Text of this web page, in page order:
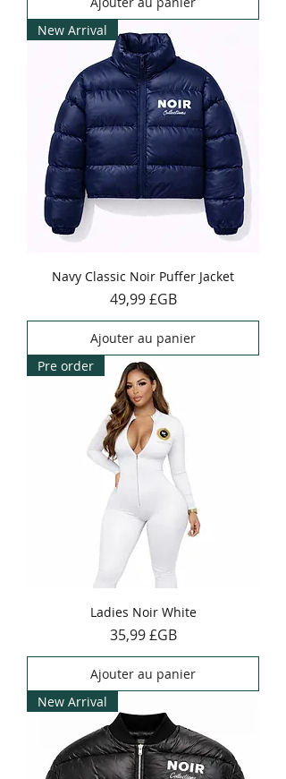
New Arrival
Navy Classic Noir Puffer Jacket
Prix
49,99 £GB
Ajouter au panier
Pre order
Ladies Noir White
Prix
35,99 £GB
Ajouter au panier
New Arrival